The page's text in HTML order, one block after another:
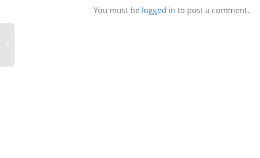
You must be logged in to post a comment.